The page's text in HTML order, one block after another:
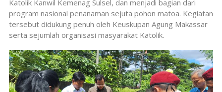
Katolik Kanwil Kemenag Sulsel, dan menjadi bagian dari
program nasional penanaman sejuta pohon matoa. Kegiatan
tersebut didukung penuh oleh Keuskupan Agung Makassar
serta sejumlah organisasi masyarakat Katolik.